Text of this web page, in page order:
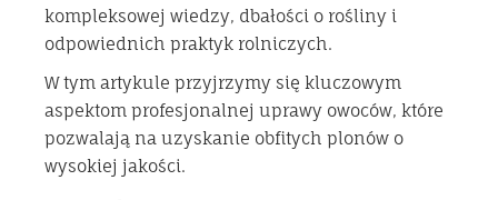
kompleksowej wiedzy, dbałości o rośliny i
odpowiednich praktyk rolniczych.
W tym artykule przyjrzymy się kluczowym
aspektom profesjonalnej uprawy owoców, które
pozwalają na uzyskanie obfitych plonów o
wysokiej jakości.